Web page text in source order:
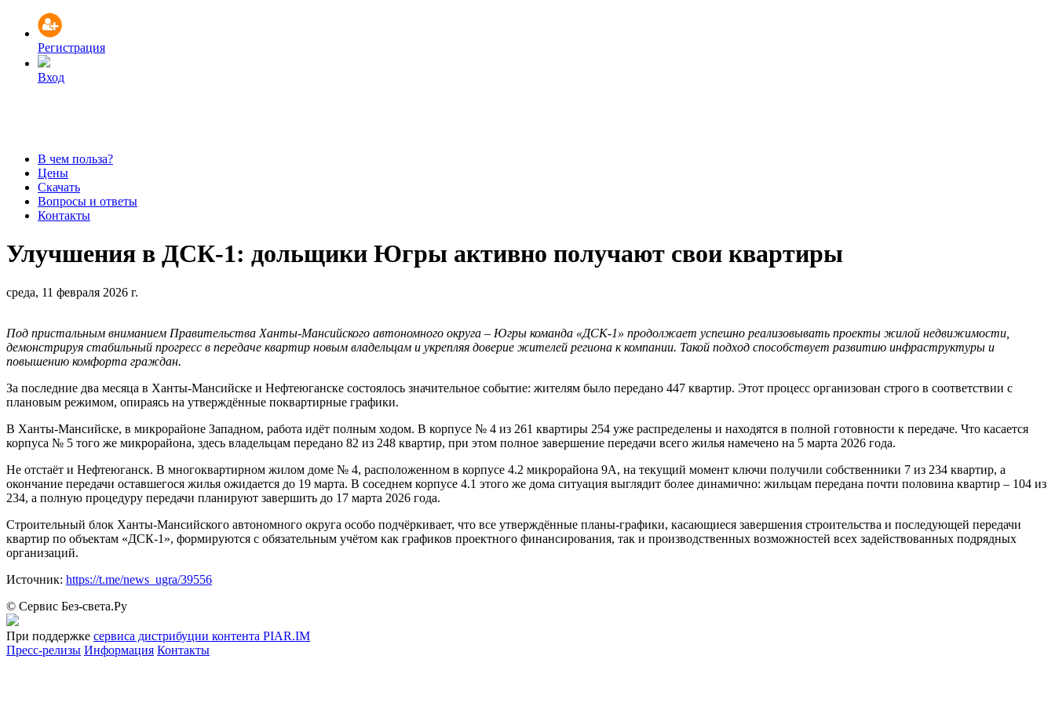
Регистрация
Вход
В чем польза?
Цены
Скачать
Вопросы и ответы
Контакты
Улучшения в ДСК-1: дольщики Югры активно получают свои квартиры
среда, 11 февраля 2026 г.
Под пристальным вниманием Правительства Ханты‑Мансийского автономного округа – Югры команда «ДСК‑1» продолжает успешно реализовывать проекты жилой недвижимости,
демонстрируя стабильный прогресс в передаче квартир новым владельцам и укрепляя доверие жителей региона к компании. Такой подход способствует развитию инфраструктуры и
повышению комфорта граждан.
За последние два месяца в Ханты-Мансийске и Нефтеюганске состоялось значительное событие: жителям было передано 447 квартир. Этот процесс организован строго в соответствии с
плановым режимом, опираясь на утверждённые поквартирные графики.
В Ханты-Мансийске, в микрорайоне Западном, работа идёт полным ходом. В корпусе № 4 из 261 квартиры 254 уже распределены и находятся в полной готовности к передаче. Что касается
корпуса № 5 того же микрорайона, здесь владельцам передано 82 из 248 квартир, при этом полное завершение передачи всего жилья намечено на 5 марта 2026 года.
Не отстаёт и Нефтеюганск. В многоквартирном жилом доме № 4, расположенном в корпусе 4.2 микрорайона 9А, на текущий момент ключи получили собственники 7 из 234 квартир, а
окончание передачи оставшегося жилья ожидается до 19 марта. В соседнем корпусе 4.1 этого же дома ситуация выглядит более динамично: жильцам передана почти половина квартир – 104 из
234, а полную процедуру передачи планируют завершить до 17 марта 2026 года.
Строительный блок Ханты-Мансийского автономного округа особо подчёркивает, что все утверждённые планы-графики, касающиеся завершения строительства и последующей передачи
квартир по объектам «ДСК-1», формируются с обязательным учётом как графиков проектного финансирования, так и производственных возможностей всех задействованных подрядных
организаций.
Источник: https://t.me/news_ugra/39556
© Сервис Без-света.Ру
При поддержке сервиса дистрибуции контента PIAR.IM
Пресс-релизы Информация Контакты